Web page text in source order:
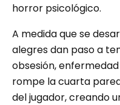
horror psicológico.
A medida que se
alegres dan paso a
obsesión,
rompe la cuarta
del jugador, creando